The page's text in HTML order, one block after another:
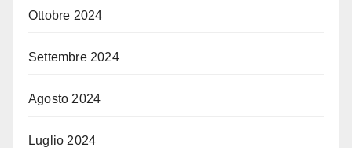
Ottobre 2024
Settembre 2024
Agosto 2024
Luglio 2024